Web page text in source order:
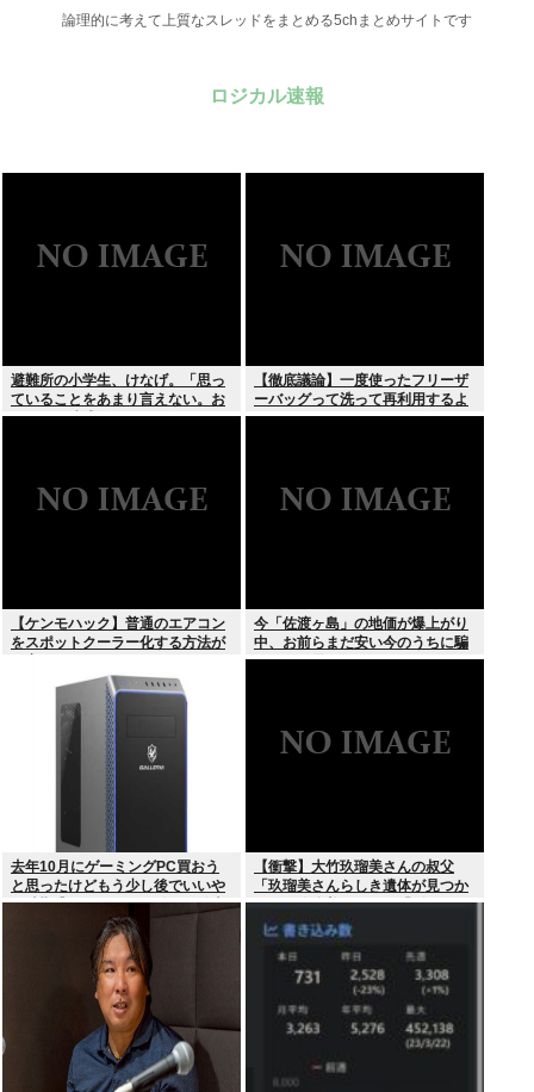
論理的に考えて上質なスレッドをまとめる5chまとめサイトです
ロジカル速報
避難所の小学生、けなげ。「思っ
ていることをあまり言えない。お
母さんに迷惑かけるから」
【徹底議論】一度使ったフリーザ
ーバッグって洗って再利用するよ
な？
【ケンモハック】普通のエアコン
をスポットクーラー化する方法が
今「佐渡ヶ島」の地価が爆上がり
中、お前らまだ安い今のうちに騙
されたと思って買っとけ！
去年10月にゲーミングPC買おう
と思ったけどもう少し後でいいや
で時期逃したらうなぎ登りに値上
がりしていった
【衝撃】大竹玖瑠美さんの叔父
「玖瑠美さんらしき遺体が見つか
った」玖瑠美さんの母「ギャー
！！ 」